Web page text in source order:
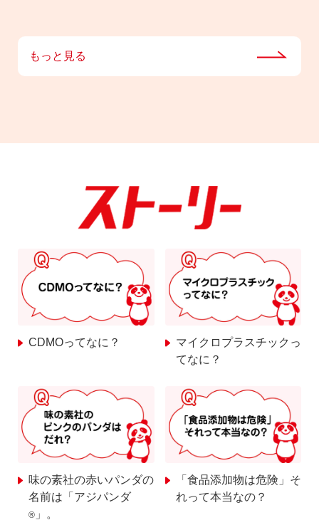
もっと見る
CDMOってなに？
マイクロプラスチックっ
てなに？
味の素社の赤いパンダの
名前は「アジパンダ
®」。
「食品添加物は危険」そ
れって本当なの？